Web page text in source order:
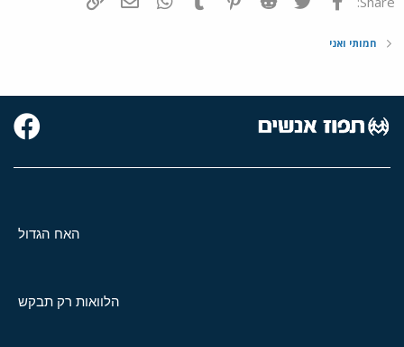
חמותי ואני
האח הגדול
הלוואות רק תבקש